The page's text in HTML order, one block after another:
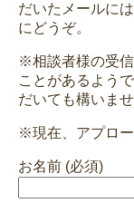
だいたメールに
にどうぞ。
※相談者様の受
ことがあるよう
だいても構いま
※現在、アプロー
お名前 (必須)